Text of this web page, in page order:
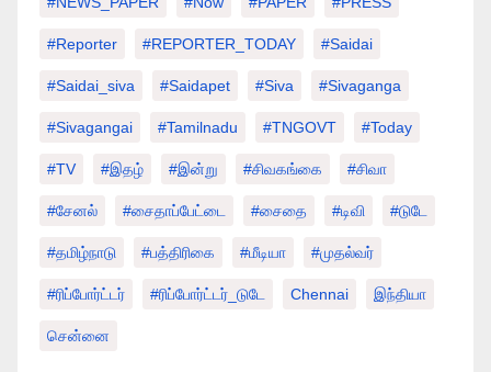
#Reporter #REPORTER_TODAY #saidai
#saidai_siva #saidapet #Siva #Sivaganga
#sivagangai #tamilnadu #TNGOVT #today
#TV #இதழ் #இன்று #சிவகங்கை #சிவா
#சேனல் #சைதாப்பேட்டை #சைதை #டிவி #டுடே
#தமிழ்நாடு #பத்திரிகை #மீடியா #முதல்வர்
#ரிப்போர்ட்டர் #ரிப்போர்ட்டர்_டுடே Chennai இந்தியா
சென்னை